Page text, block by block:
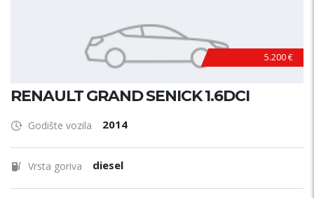
5.200 €
RENAULT GRAND SENICK 1.6DCI
Godište vozila 2014
Vrsta goriva diesel